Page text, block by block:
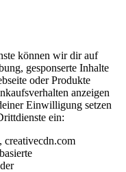
können wir dir auf
gesponserte Inhalte
oder Produkte
anzeigen
Einwilligung setzen
ein: